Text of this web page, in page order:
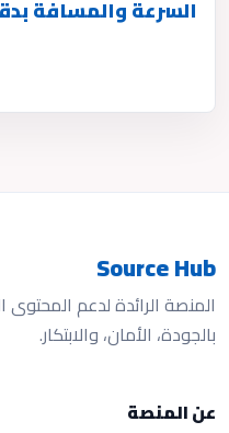
السرعة والمسافة
Source Hub
المنصة الرائدة لدعم المحتوى
بالجودة، الأمان، والابتكار.
عن المنصة